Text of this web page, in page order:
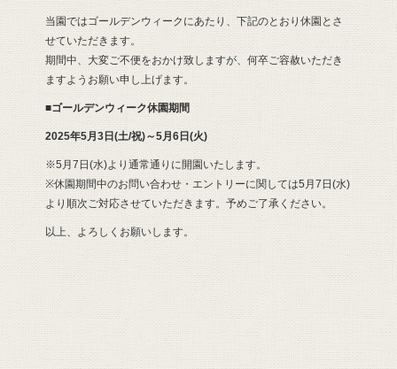
当園ではゴールデンウィークにあたり、下記のとおり休園とさ
せていただきます。
期間中、大変ご不便をおかけ致しますが、何卒ご容赦いただき
ますようお願い申し上げます。
■ゴールデンウィーク休園期間
2025年5月3日(土/祝)～5月6日(火)
※5月7日(水)より通常通りに開園いたします。
※休園期間中のお問い合わせ・エントリーに関しては5月7日(水)
より順次ご対応させていただきます。予めご了承ください。
以上、よろしくお願いします。